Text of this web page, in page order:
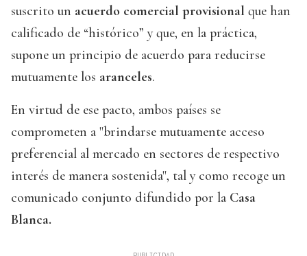
suscrito un acuerdo comercial provisional que han
calificado de “histórico” y que, en la práctica,
supone un principio de acuerdo para reducirse
mutuamente los aranceles.
En virtud de ese pacto, ambos países se
comprometen a "brindarse mutuamente acceso
preferencial al mercado en sectores de respectivo
interés de manera sostenida", tal y como recoge un
comunicado conjunto difundido por la Casa
Blanca.